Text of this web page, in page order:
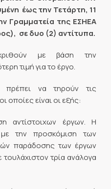
έως την Τετάρτη, 11
Γραμματεία της ΕΣΗΕΑ
σε δυο (2) αντίτυπα.
με βάση την
τιμή για το έργο.
πρέπει να τηρούν τις
οποίες είναι οι εξής:
αντίστοιχων έργων. Η
με την προσκόμιση των
παράδοσης των έργων
τρία ανάλογα